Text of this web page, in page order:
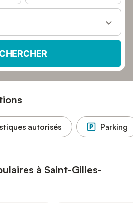
CHERCHER
autorisés Parking
à Saint-Gilles-